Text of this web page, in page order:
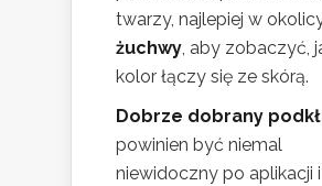
twarzy, najlepiej w
żuchwy, aby zobaczyć,
kolor łączy się ze skórą.
Dobrze dobrany
powinien być niemal
niewidoczny po aplikacji i